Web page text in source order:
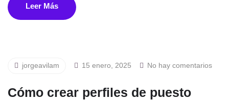
Leer Más
jorgeavilam 15 enero, 2025 No hay comentarios
Cómo crear perfiles de puesto